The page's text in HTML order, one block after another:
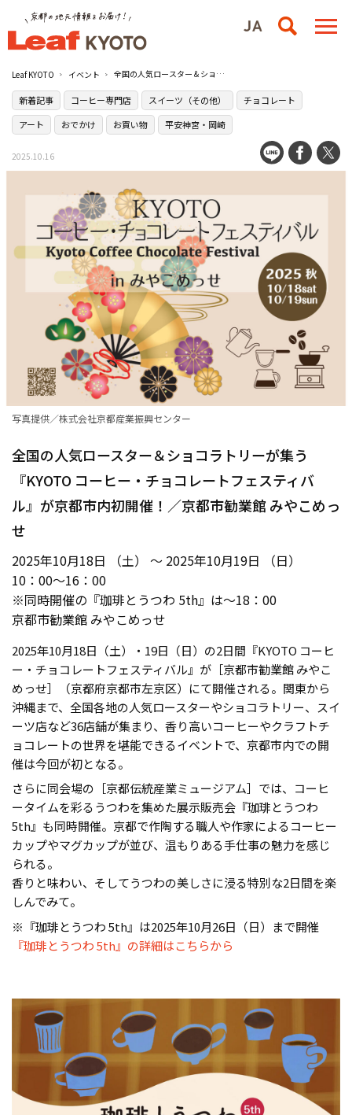
Leaf KYOTO イベント 全国の人気ロースター＆ショコラトリーが集う『KYOTO コーヒー・チョコレートフェスティバル』が京都市内初開催！／京都市勧業館 みやこめっせ
新着記事 コーヒー専門店 スイーツ（その他）
チョコレート
アート
おでかけ お買い物 平安神宮・岡崎
2025.10.16
写真提供／株式会社京都産業振興センター
全国の人気ロースター＆ショコラトリーが集う
『KYOTO コーヒー・チョコレートフェスティバ
ル』が京都市内初開催！／京都市勧業館 みやこめっ
せ
2025年10月18日 （土） ～ 2025年10月19日 （日）
10：00～16：00
※同時開催の『珈琲とうつわ 5th』は〜18：00
京都市勧業館 みやこめっせ
2025年10月18日（土）・19日（日）の2日間『KYOTO コーヒ
ー・チョコレートフェスティバル』が［京都市勧業館 みやこ
めっせ］（京都府京都市左京区）にて開催される。関東から
沖縄まで、全国各地の人気ロースターやショコラトリー、スイ
ーツ店など36店舗が集まり、香り高いコーヒーやクラフトチ
ョコレートの世界を堪能できるイベントで、京都市内での開
催は今回が初となる。
さらに同会場の［京都伝統産業ミュージアム］では、コーヒ
ータイムを彩るうつわを集めた展示販売会『珈琲とうつわ
5th』も同時開催。京都で作陶する職人や作家によるコーヒー
カップやマグカップが並び、温もりある手仕事の魅力を感じ
られる。
香りと味わい、そしてうつわの美しさに浸る特別な2日間を楽
しんでみて。
※『珈琲とうつわ 5th』は2025年10月26日（日）まで開催
『珈琲とうつわ 5th』の詳細はこちらから